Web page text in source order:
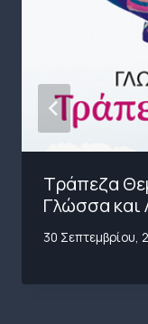
Τράπεζα
Γλώσσα και
30 Σεπτεμβρίου,